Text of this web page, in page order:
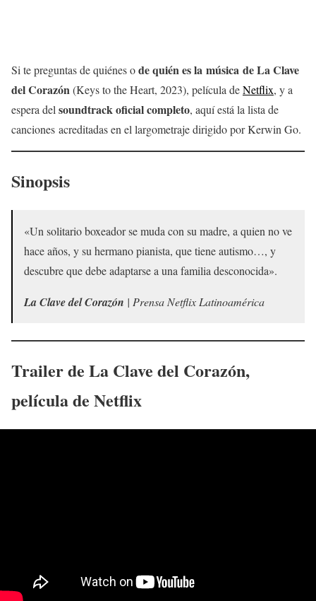
Si te preguntas de quiénes ode quién es la música de La Clave
del Corazón(Keys to the Heart, 2023), película deNetflix, y a
espera del soundtrack oficial completo, aquí está la lista de
canciones acreditadas en el largometraje dirigido por Kerwin Go.
Sinopsis
«Un solitario boxeador se muda con su madre, a quien no ve
hace años, y su hermano pianista, que tiene autismo…, y
descubre que debe adaptarse a una familia desconocida».
La Clave del Corazón | Prensa Netflix Latinoamérica
Trailer de La Clave del Corazón,
película de Netflix